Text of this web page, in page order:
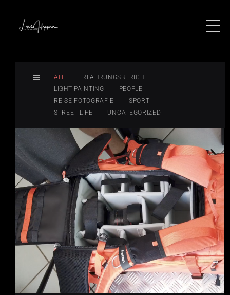
ALL
ERFAHRUNGSBERICHTE
LIGHT PAINTING
PEOPLE
REISE-FOTOGRAFIE
SPORT
STREET-LIFE
UNCATEGORIZED